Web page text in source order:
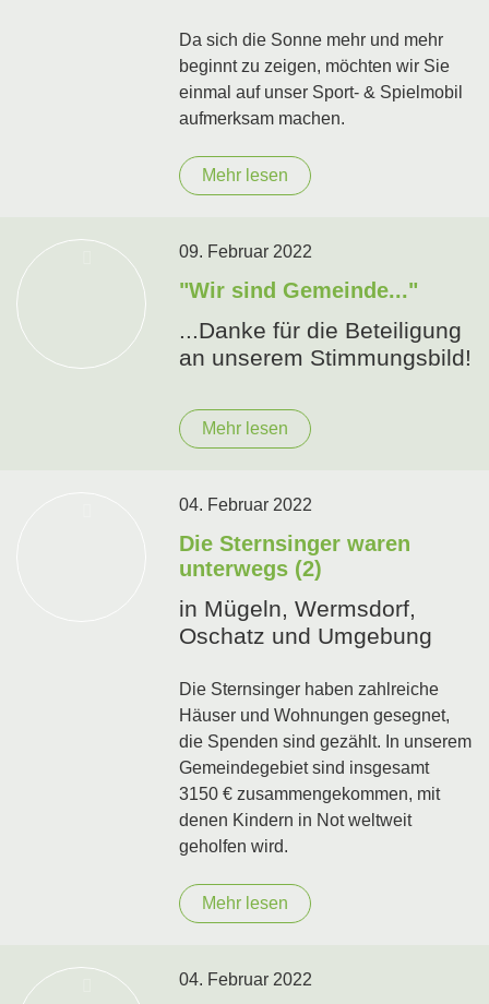
Da sich die Sonne mehr und mehr
beginnt zu zeigen, möchten wir Sie
einmal auf unser Sport- & Spielmobil
aufmerksam machen.
Mehr lesen
09. Februar 2022
"Wir sind Gemeinde..."
...Danke für die Beteiligung
an unserem Stimmungsbild!
Mehr lesen
04. Februar 2022
Die Sternsinger waren
unterwegs (2)
in Mügeln, Wermsdorf,
Oschatz und Umgebung
Die Sternsinger haben zahlreiche
Häuser und Wohnungen gesegnet,
die Spenden sind gezählt. In unserem
Gemeindegebiet sind insgesamt
3150 € zusammengekommen, mit
denen Kindern in Not weltweit
geholfen wird.
Mehr lesen
04. Februar 2022